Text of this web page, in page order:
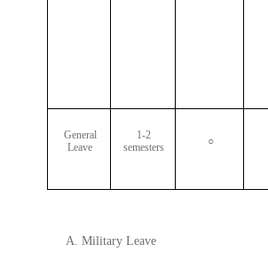
General
Leave
1-2
semesters
○
A. Military Leave